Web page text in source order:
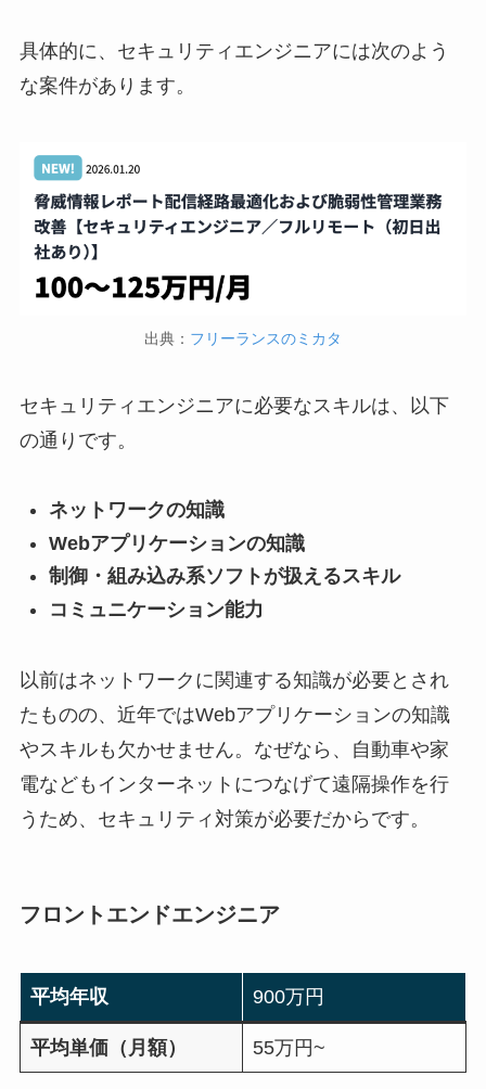
具体的に、セキュリティエンジニアには次のよう
な案件があります。
出典： フリーランスのミカタ
セキュリティエンジニアに必要なスキルは、以下
の通りです。
ネットワークの知識
Webアプリケーションの知識
制御・組み込み系ソフトが扱えるスキル
コミュニケーション能力
以前はネットワークに関連する知識が必要とされ
たものの、近年ではWebアプリケーションの知識
やスキルも欠かせません。なぜなら、自動車や家
電などもインターネットにつなげて遠隔操作を行
うため、セキュリティ対策が必要だからです。
フロントエンドエンジニア
平均年収 900万円
平均単価（月額） 55万円~